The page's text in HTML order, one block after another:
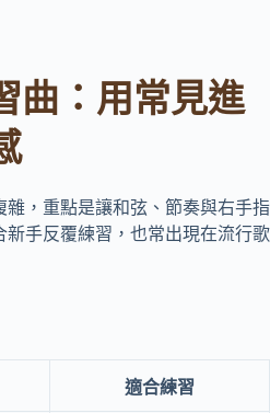
曲：用常見進
，重點是讓和弦、節奏與右手指
手反覆練習，也常出現在流行歌
適合練習